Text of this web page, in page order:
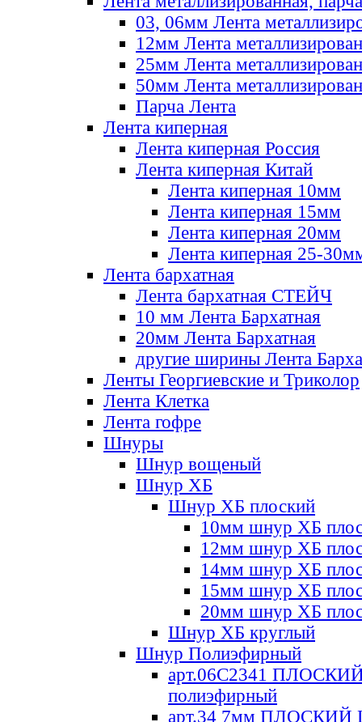
03, 06мм Лента
12мм Лента
25мм Лента
50мм Лента
Парча Лента
Лента киперная
Лента киперная Россия
Лента киперная Китай
Лента киперная 10мм
Лента киперная 15мм
Лента киперная 20мм
Лента киперная 25-
Лента бархатная
Лента бархатная СТЕЙЧ
10 мм Лента Бархатная
20мм Лента Бархатная
другие ширины Лента
Ленты Георгиевские и Триколор
Лента Клетка
Лента гофре
Шнуры
Шнур вощеный
Шнур ХБ
Шнур ХБ плоский
10мм шнур ХБ
12мм шнур ХБ
14мм шнур ХБ
15мм шнур ХБ
20мм шнур ХБ
Шнур ХБ круглый
Шнур Полиэфирный
арт.06С2341
полиэфирный
арт.34 7мм ПЛОСКИЙ